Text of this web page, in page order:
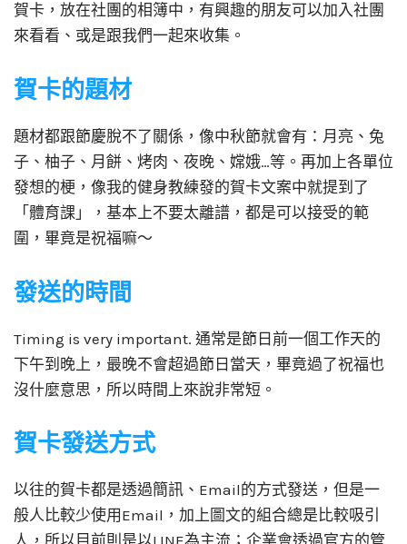
賀卡，放在社團的相簿中，有興趣的朋友可以加入社團
來看看、或是跟我們一起來收集。
賀卡的題材
題材都跟節慶脫不了關係，像中秋節就會有：月亮、兔
子、柚子、月餅、烤肉、夜晚、嫦娥…等。再加上各單位
發想的梗，像我的健身教練發的賀卡文案中就提到了
「體育課」，基本上不要太離譜，都是可以接受的範
圍，畢竟是祝福嘛～
發送的時間
Timing is very important. 通常是節日前一個工作天的
下午到晚上，最晚不會超過節日當天，畢竟過了祝福也
沒什麼意思，所以時間上來說非常短。
賀卡發送方式
以往的賀卡都是透過簡訊、Email的方式發送，但是一
般人比較少使用Email，加上圖文的組合總是比較吸引